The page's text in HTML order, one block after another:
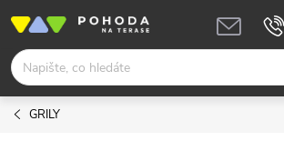
obsah
GRILY